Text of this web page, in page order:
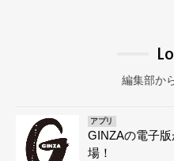
編集部か
アプリ
GINZAの電子
場！